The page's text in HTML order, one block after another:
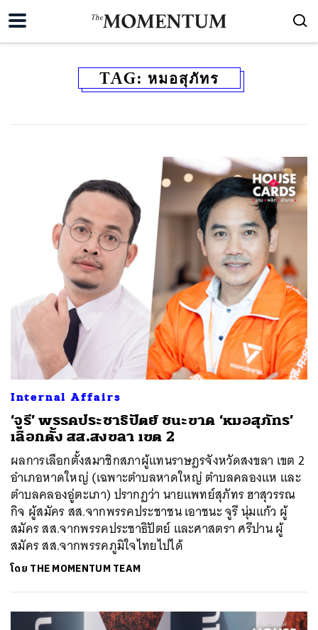
TAG: หมอสุภัทร
Internal Affairs
‘จูรี’ พรรคประชาธิปัตย์ ชนะขาด ‘หมอสุภัทร’
เลือกตั้ง สส.สงขลา เขต 2
ผลการเลือกตั้งสมาชิกสภาผู้แทนราษฎรจังหวัดสงขลา เขต 2
อำเภอหาดใหญ่ (เฉพาะตำบลหาดใหญ่ ตำบลคลองแห และ
ตำบลคลองอู่ตะเภา) ปรากฏว่า นายแพทย์สุภัทร ฮาสุวรรณ
กิจ ผู้สมัคร สส.จากพรรคประชาชน เอาชนะ จูรี นุ่มแก้ว ผู้
สมัคร สส.จากพรรคประชาธิปัตย์ และศาสตรา ศรีปาน ผู้
สมัคร สส.จากพรรคภูมิใจไทยไปได้
โดย THE MOMENTUM TEAM